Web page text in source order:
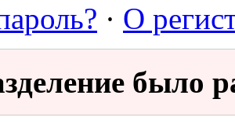
· О
было